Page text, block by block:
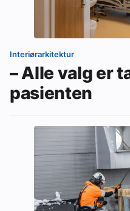
eBlad
Aktivitetskalender
Bransjekommentar
Nyheter
Aktuelle prosjekter
Interiørarkitektur
– Alle valg er
pasienten